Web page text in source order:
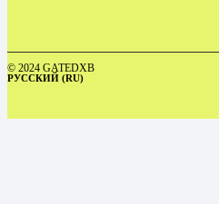
© 2024 GATEDXB
РУССКИЙ (RU)